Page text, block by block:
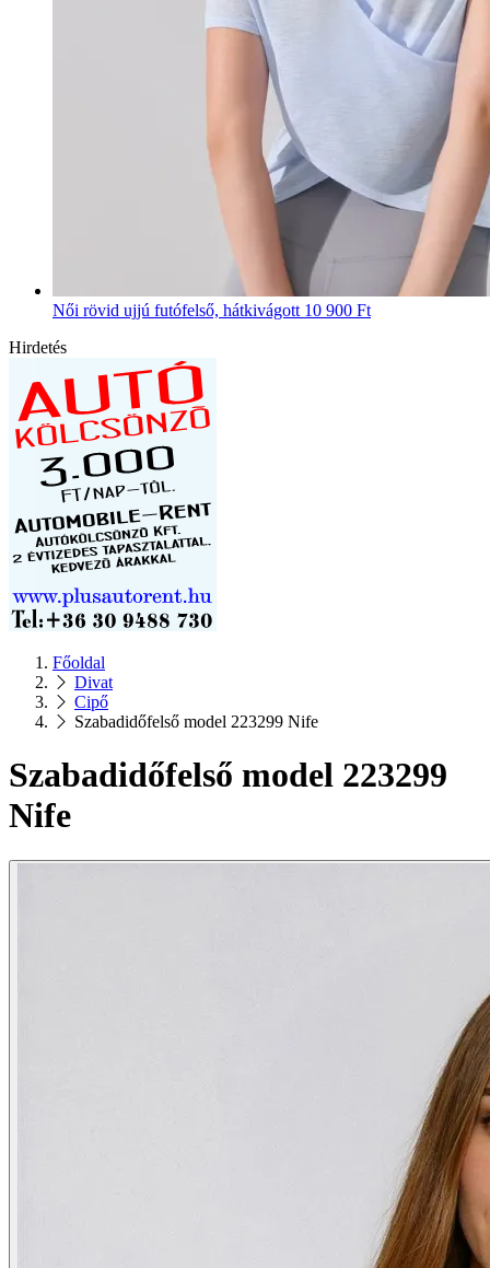
Női rövid ujjú futófelső, hátkivágott 10 900 Ft
Hirdetés
Főoldal
Divat
Cipő
Szabadidőfelső model 223299 Nife
Szabadidőfelső model 223299
Nife